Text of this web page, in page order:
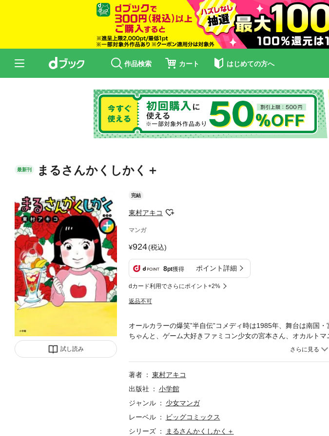
作品検索 カート はじめての方へ
最新刊 まるさんかくしかく＋
試し読み
完結
東村アキコ
マンガ
924(税込)
8pt獲得 ポイント詳細
dカード利用でさらにポイント+2%
返品不可
オールカラーの爆笑”半自伝”コメディ時は1985年、舞台は南国
ちゃんと、ゲーム大好きファミコン少女の宮本さん、オカルト
いしん坊の斉藤くんに、ツッコミ鋭い秀才・甲斐くん！家に帰
著者
東村アキコ
出版社
小学館
ジャンル
少女マンガ
レーベル
ビッグコミックス
シリーズ
まるさんかくしかく＋